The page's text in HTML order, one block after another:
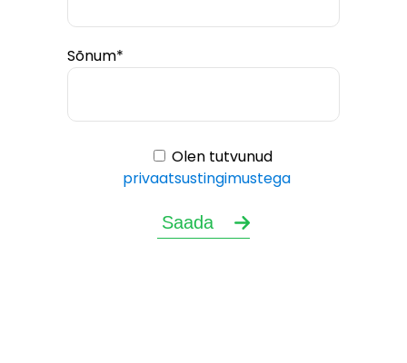
Sõnum*
Olen tutvunud
privaatsustingimustega